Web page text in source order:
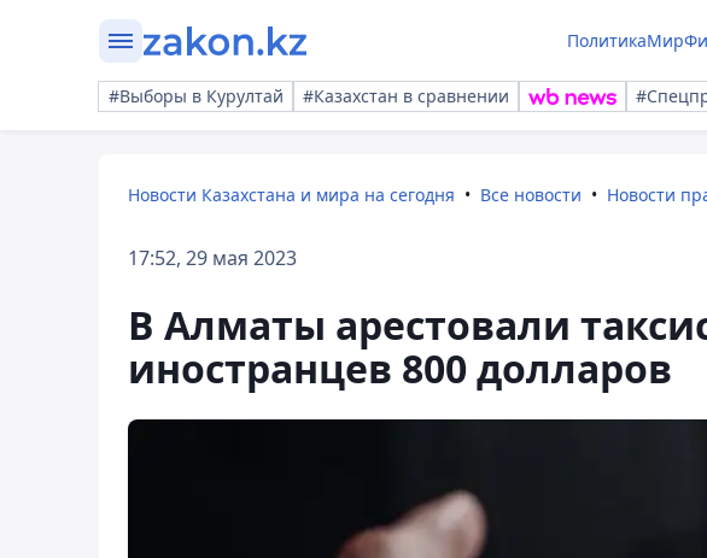
ПолитикаМир
#Выборы в Курултай #Казахстан в сравнении
Новости Казахстана и мира на сегодня Все новости Новости
17:52, 29 мая 2023
В Алматы арестовали
иностранцев 800 долларов